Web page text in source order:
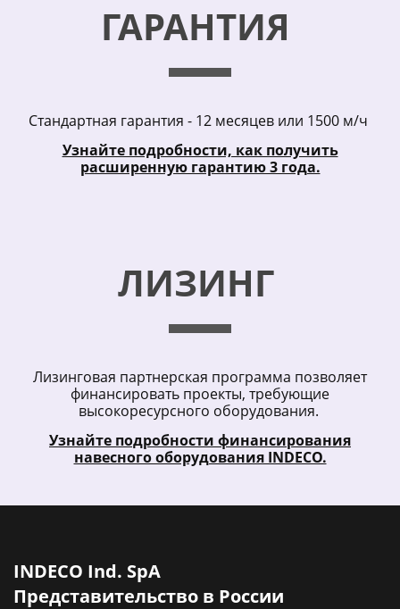
ГАРАНТИЯ
Стандартная гарантия - 12 месяцев или 1500 м/ч
Узнайте подробности, как получить
расширенную гарантию 3 года.
ЛИЗИНГ
Лизинговая партнерская программа позволяет
финансировать проекты, требующие
высокоресурсного оборудования.
Узнайте подробности финансирования
навесного оборудования INDECO.
INDECO Ind. SpA
Представительство в России